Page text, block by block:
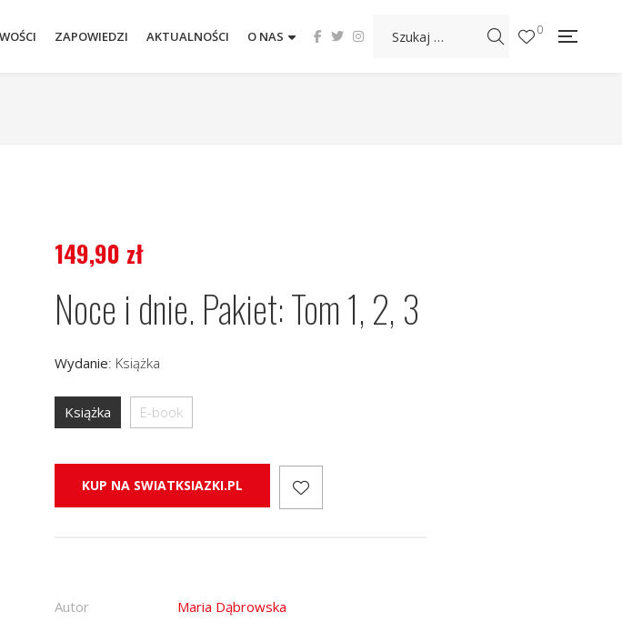
ZAPOWIEDZI AKTUALNOŚCI O NAS 0
149,90 zł
Noce i dnie. Pakiet: Tom 1, 2, 3
Wydanie: Książka
Książka E-book
KUP NA SWIATKSIAZKI.PL
Autor Maria Dąbrowska